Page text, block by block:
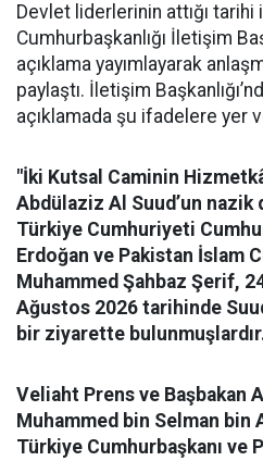
Devlet liderlerinin attığı tarihi
Cumhurbaşkanlığı İletişim
açıklama yayımlayarak
paylaştı. İletişim
açıklamada şu ifadelere yer
"İki Kutsal Caminin
Abdülaziz Al Suud’un
Türkiye Cumhuriyeti
Erdoğan ve Pakistan İslam
Muhammed Şahbaz Şerif,
Ağustos 2026 tarihinde
bir ziyarette
Veliaht Prens ve Başbakan
Muhammed bin Selman bin
Türkiye Cumhurbaşkanı ve